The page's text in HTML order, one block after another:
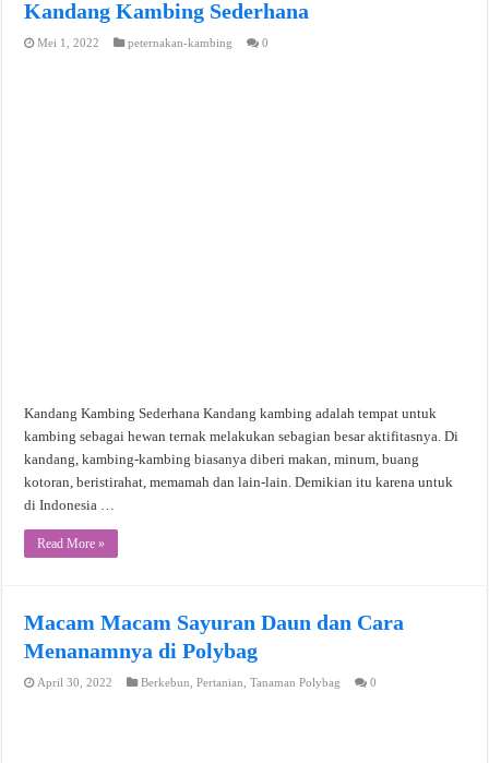
Kandang Kambing Sederhana
Mei 1, 2022 peternakan-kambing 0
Kandang Kambing Sederhana Kandang kambing adalah tempat untuk
kambing sebagai hewan ternak melakukan sebagian besar aktifitasnya. Di
kandang, kambing-kambing biasanya diberi makan, minum, buang
kotoran, beristirahat, memamah dan lain-lain. Demikian itu karena untuk
di Indonesia …
Read More »
Macam Macam Sayuran Daun dan Cara
Menanamnya di Polybag
April 30, 2022 Berkebun ,Pertanian ,Tanaman Polybag 0